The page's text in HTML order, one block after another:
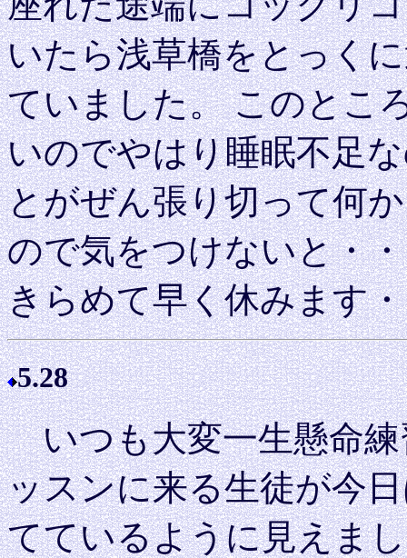
いたら浅草橋をとっく
ていました。 このとこ
いのでやはり睡眠不足
とがぜん張り切って何
ので気をつけないと・
きらめて早く休みます
5.28
いつも大変一生懸命練
ッスンに来る生徒が今
てているように見えま